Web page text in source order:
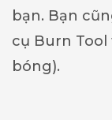
bạn. Bạn
cụ Burn
bóng).